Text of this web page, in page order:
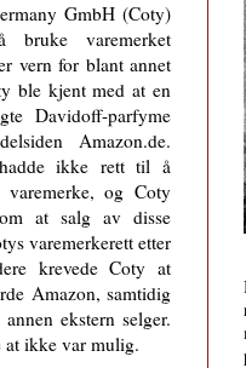
GmbH (Coty)
varemerket
vern for blant annet
ble kjent med at en
Davidoff-parfyme
Amazon.de.
ikke rett til å
varemerke, og Coty
at salg av disse
varemerkerett etter
krevede Coty at
Amazon, samtidig
ekstern selger.
at ikke var mulig.